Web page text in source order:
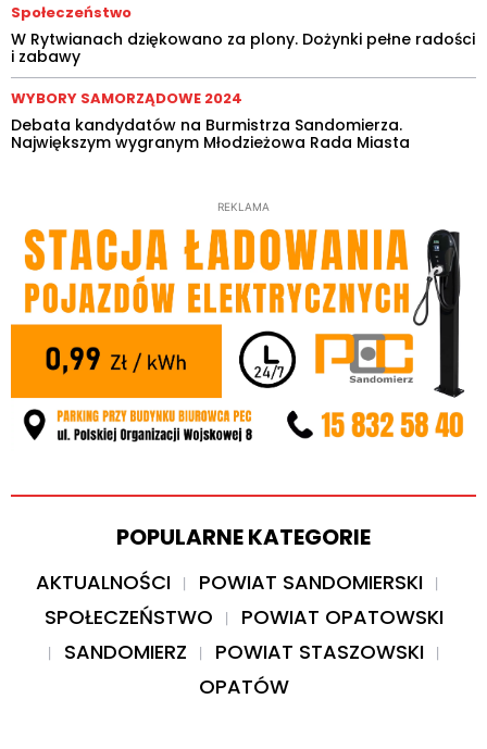
Społeczeństwo
W Rytwianach dziękowano za plony. Dożynki pełne radości
i zabawy
WYBORY SAMORZĄDOWE 2024
Debata kandydatów na Burmistrza Sandomierza.
Największym wygranym Młodzieżowa Rada Miasta
REKLAMA
POPULARNE KATEGORIE
AKTUALNOŚCI
POWIAT SANDOMIERSKI
SPOŁECZEŃSTWO
POWIAT OPATOWSKI
SANDOMIERZ
POWIAT STASZOWSKI
OPATÓW